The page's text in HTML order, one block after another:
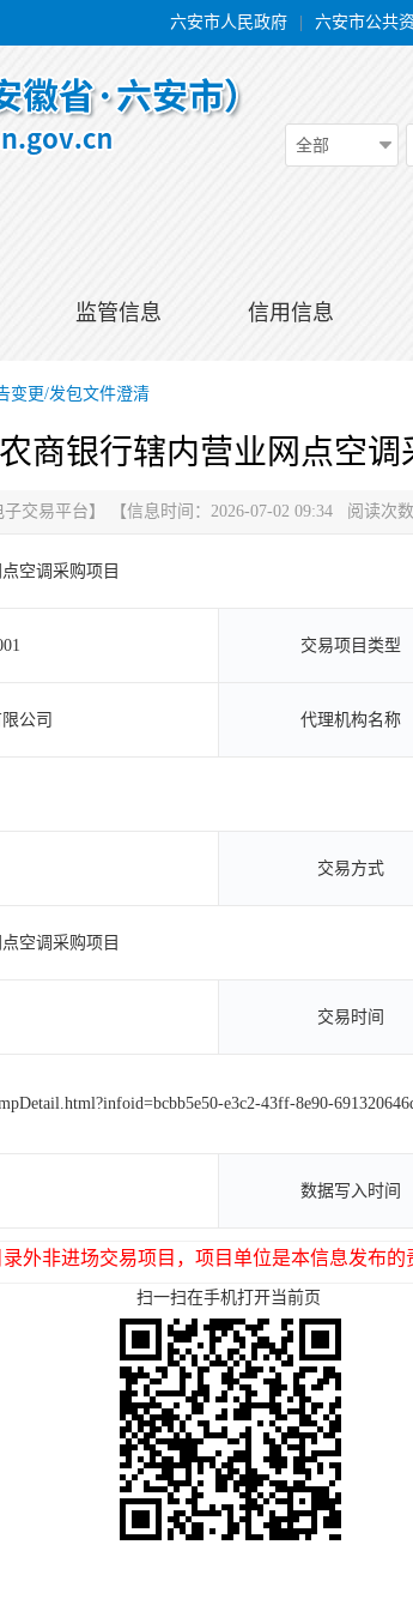
六安市人民政府 六安市公共
全部
监管信息 信用信息
变更/发包文件澄清
商银行辖内营业网点空调
子交易平台】 【信息时间：2026-07-02 09:34 阅读次数
空调采购项目
交易项目类型
公司 代理机构名称
交易方式
空调采购项目
交易时间
e3c2-43ff-8e90-
数据写入时间
外非进场交易项目，项目单位是本信息发布
扫一扫在手机打开当前页